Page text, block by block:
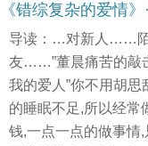
《错综复杂的爱情
导读：…对新人……
友……”董晨痛苦的敲
我的爱人”你不用胡
的睡眠不足,所以经常
钱,一点一点的做事情